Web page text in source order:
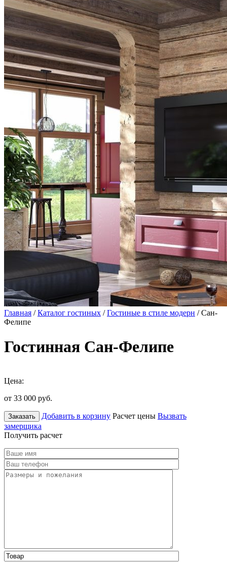
Главная /Каталог гостиных /Гостиные в стиле модерн / Сан-
Фелипе
Гостинная Сан-Фелипе
Цена:
от 33 000 руб.
Заказать Добавить в корзину Расчет цены Вызвать
замерщика
Получить расчет